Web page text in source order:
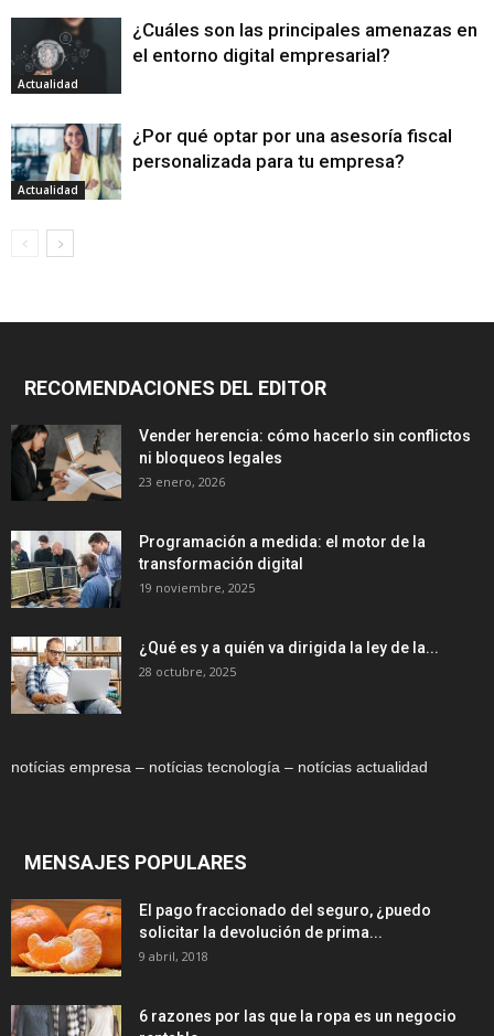
Actualidad
¿Cuáles son las principales amenazas en
el entorno digital empresarial?
Actualidad
¿Por qué optar por una asesoría fiscal
personalizada para tu empresa?
RECOMENDACIONES DEL EDITOR
Vender herencia: cómo hacerlo sin conflictos
ni bloqueos legales
23 enero, 2026
Programación a medida: el motor de la
transformación digital
19 noviembre, 2025
¿Qué es y a quién va dirigida la ley de la...
28 octubre, 2025
notícias empresa – notícias tecnología – notícias actualidad
MENSAJES POPULARES
El pago fraccionado del seguro, ¿puedo
solicitar la devolución de prima...
9 abril, 2018
6 razones por las que la ropa es un negocio